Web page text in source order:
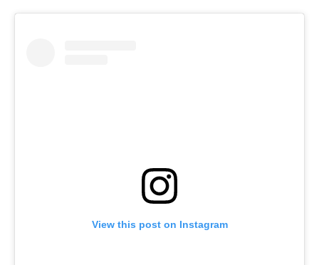
View this post on Instagram